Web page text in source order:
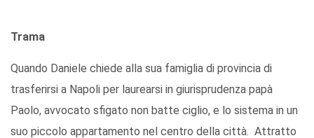
Trama
Quando Daniele chiede alla sua famiglia di provincia di
trasferirsi a Napoli per laurearsi in giurisprudenza papà
Paolo, avvocato sfigato non batte ciglio, e lo sistema in un
suo piccolo appartamento nel centro della città. Attratto